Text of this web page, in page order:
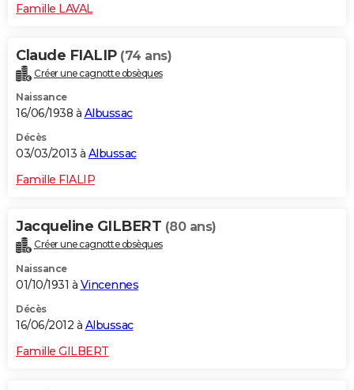
Famille LAVAL
Claude FIALIP (74 ans)
Créer une cagnotte obsèques
Naissance
16/06/1938 à Albussac
Décès
03/03/2013 à Albussac
Famille FIALIP
Jacqueline GILBERT (80 ans)
Créer une cagnotte obsèques
Naissance
01/10/1931 à Vincennes
Décès
16/06/2012 à Albussac
Famille GILBERT